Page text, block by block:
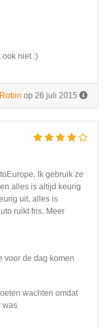
ook niet :)
Robin op 26 juli 2015
Ik gebruik ze
alles is altijd keurig
uit, alles is
ruikt fris. Meer
voor de dag komen
wachten omdat
was